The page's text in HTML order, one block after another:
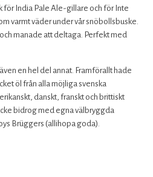
för India Pale Ale-gillare och för Inte
varmt väder under vår snöbollsbuske.
manade att deltaga. Perfekt med
en hel del annat. Framförallt hade
öl från alla möjliga svenska
danskt, franskt och brittiskt
bidrog med egna välbryggda
Brüggers (allihopa goda).